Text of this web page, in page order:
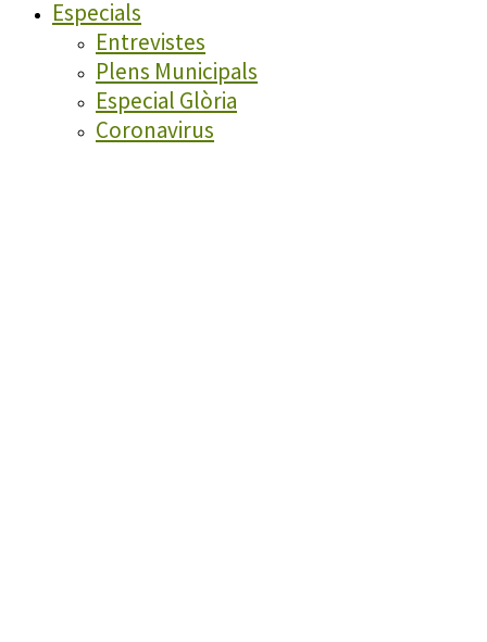
Especials
Entrevistes
Plens Municipals
Especial Glòria
Coronavirus